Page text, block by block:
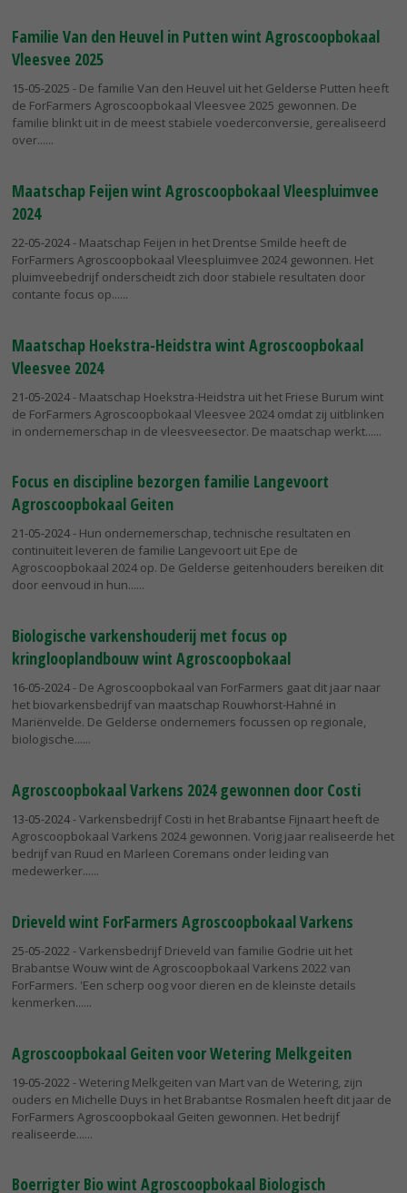
Familie Van den Heuvel in Putten wint Agroscoopbokaal
Vleesvee 2025
15-05-2025 - De familie Van den Heuvel uit het Gelderse Putten heeft
de ForFarmers Agroscoopbokaal Vleesvee 2025 gewonnen. De
familie blinkt uit in de meest stabiele voederconversie, gerealiseerd
over...
Maatschap Feijen wint Agroscoopbokaal Vleespluimvee
2024
22-05-2024- Maatschap Feijen in het Drentse Smilde heeft de
ForFarmers Agroscoopbokaal Vleespluimvee 2024 gewonnen. Het
pluimveebedrijf onderscheidt zich door stabiele resultaten door
contante focus op...
Maatschap Hoekstra-Heidstra wint Agroscoopbokaal
Vleesvee 2024
21-05-2024- Maatschap Hoekstra-Heidstra uit het Friese Burum wint
de ForFarmers Agroscoopbokaal Vleesvee 2024 omdat zij uitblinken
in ondernemerschap in de vleesveesector. De maatschap werkt...
Focus en discipline bezorgen familie Langevoort
Agroscoopbokaal Geiten
21-05-2024- Hun ondernemerschap, technische resultaten en
continuïteit leveren de familie Langevoort uit Epe de
Agroscoopbokaal 2024 op. De Gelderse geitenhouders bereiken dit
door eenvoud in hun...
Biologische varkenshouderij met focus op
kringlooplandbouw wint Agroscoopbokaal
16-05-2024- De Agroscoopbokaal van ForFarmers gaat dit jaar naar
het biovarkensbedrijf van maatschap Rouwhorst-Hahné in
Mariënvelde. De Gelderse ondernemers focussen op regionale,
biologische...
Agroscoopbokaal Varkens 2024 gewonnen door Costi
13-05-2024- Varkensbedrijf Costi in het Brabantse Fijnaart heeft de
Agroscoopbokaal Varkens 2024 gewonnen. Vorig jaar realiseerde het
bedrijf van Ruud en Marleen Coremans onder leiding van
medewerker...
Drieveld wint ForFarmers Agroscoopbokaal Varkens
25-05-2022 - Varkensbedrijf Drieveld van familie Godrie uit het
Brabantse Wouw wint de Agroscoopbokaal Varkens 2022 van
ForFarmers. 'Een scherp oog voor dieren en de kleinste details
kenmerken...
Agroscoopbokaal Geiten voor Wetering Melkgeiten
19-05-2022 - Wetering Melkgeiten van Mart van de Wetering, zijn
ouders en Michelle Duys in het Brabantse Rosmalen heeft dit jaar de
ForFarmers Agroscoopbokaal Geiten gewonnen. Het bedrijf
realiseerde...
Boerrigter Bio wint Agroscoopbokaal Biologisch